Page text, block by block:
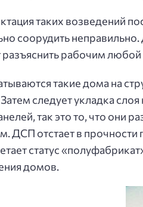
таких возведений
соорудить
рабочим любой
такие дома на
следует укладка
так это то, что они
ДСП отстает в прочности
статус
домов.